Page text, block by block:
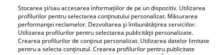
Andreea Ibacka, confesiuni emoționante
Stocarea și/sau accesarea informațiilor de pe un dispozitiv. Utilizarea
profilurilor pentru selectarea conținutului personalizat. Măsurarea
performanței reclamelor. Dezvoltarea și îmbunătățirea serviciilor.
Utilizarea profilurilor pentru selectarea publicității personalizate.
Crearea profilurilor de conținut personalizat. Utilizarea datelor limitate
pentru a selecta conținutul. Crearea profilurilor pentru publicitate